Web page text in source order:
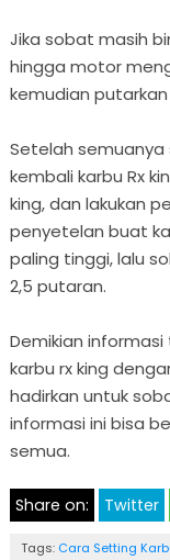
Jika sobat masih
hingga motor
kemudian
Setelah semuanya
kembali karbu Rx
king, dan lakukan
penyetelan buat
paling tinggi, lalu
2,5 putaran.
Demikian
karbu rx king
hadirkan untuk
informasi ini bisa
semua.
Share on: Twitter
Tags: Cara Setting